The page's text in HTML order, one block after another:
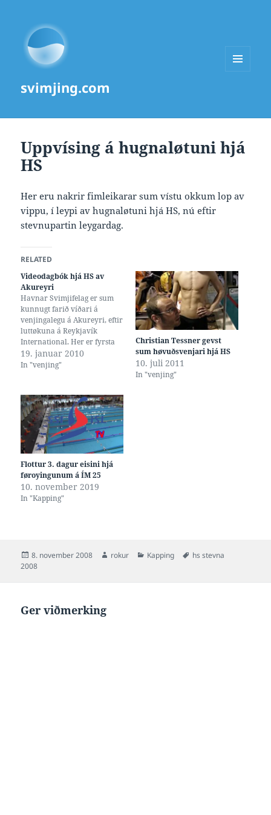
svimjing.com
Uppvísing á hugnaløtuni hjá
HS
Her eru nakrir fimleikarar sum vístu okkum lop av
vippu, í leypi av hugnaløtuni hjá HS, nú eftir
stevnupartin leygardag.
RELATED
Videodagbók hjá HS av
Akureyri
Havnar Svimjifelag er sum
kunnugt farið víðari á
venjingalegu á Akureyri, eftir
luttøkuna á Reykjavík
International. Her er fyrsta
brot úr eini 'videodagbók' hjá
teimum, nú tey eru komin
19. januar 2010
In "venjing"
Christian Tessner gevst
sum høvuðsvenjari hjá HS
10. juli 2011
In "venjing"
Flottur 3. dagur eisini hjá
føroyingunum á ÍM 25
10. november 2019
In "Kapping"
Posted
on
8. november 2008 Author
rokur Categories
Kapping Tags
hs stevna
2008
Ger viðmerking